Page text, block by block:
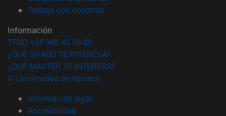
Trabaja con nosotros(abre en nueva ventana)
Información
TFNO +34 948 42 56 00
¿QUÉ GRADO TE INTERESA?
¿QUÉ MÁSTER TE INTERESA?
© Universidad de Navarra
Información legal
Accesibilidad